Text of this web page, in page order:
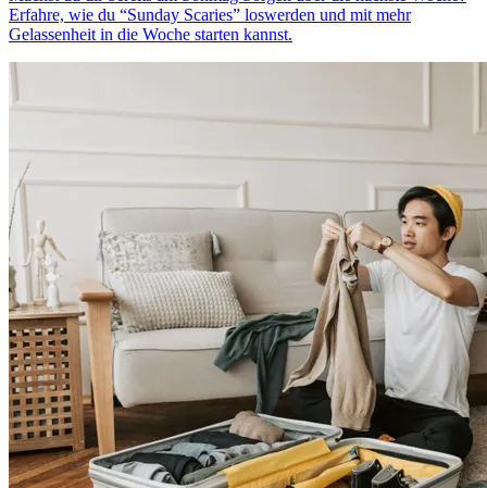
Erfahre, wie du “Sunday Scaries” loswerden und mit mehr
Gelassenheit in die Woche starten kannst.